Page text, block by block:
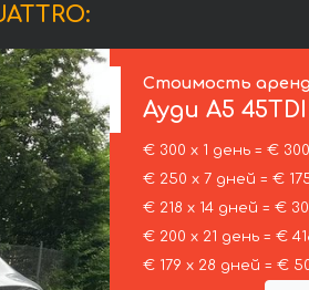
Стоимость
Ауди A5
€ 300 х 1 день = €
€ 250 х 7 дней = €
€ 218 х 14 дней = €
€ 200 х 21 день = €
€ 179 х 28 дней = €